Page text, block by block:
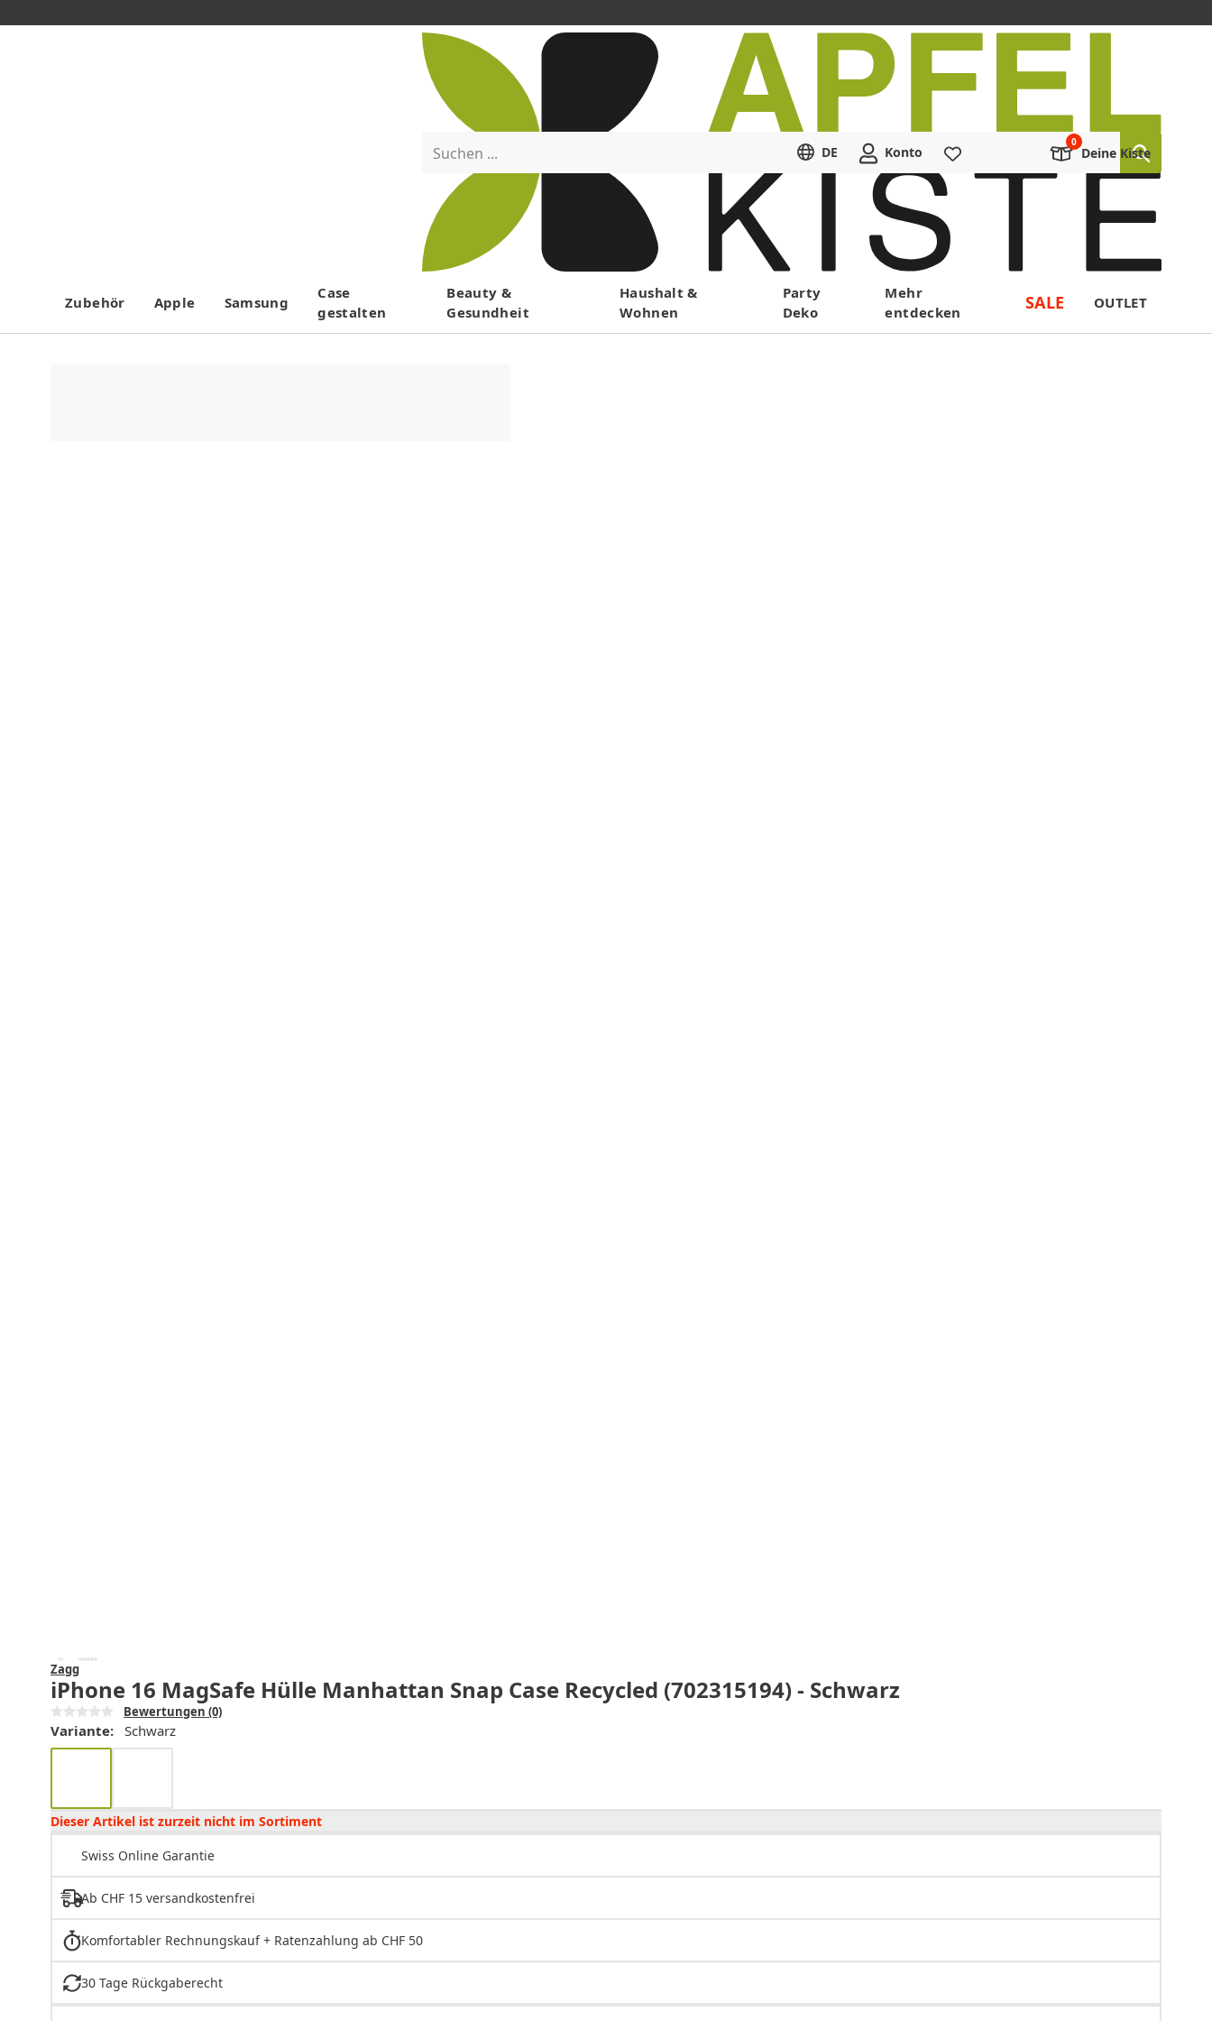
Menü
Suchen ... DE Konto Deine Kiste
Zubehör Apple Samsung
Case
gestalten
Beauty &
Gesundheit
Haushalt &
Wohnen
Party
Deko
Mehr
entdecken
SALE OUTLET
Zagg
iPhone 16 MagSafe Hülle Manhattan Snap Case Recycled (702315194) - Schwarz
Bewertungen (0)
Variante: Schwarz
Dieser Artikel ist zurzeit nicht im Sortiment
Swiss Online Garantie
Ab CHF 15 versandkostenfrei
Komfortabler Rechnungskauf + Ratenzahlung ab CHF 50
30 Tage Rückgaberecht